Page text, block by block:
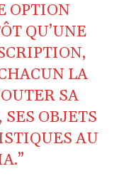
OPTION
QU’UNE
LA
SA
OBJETS
AU